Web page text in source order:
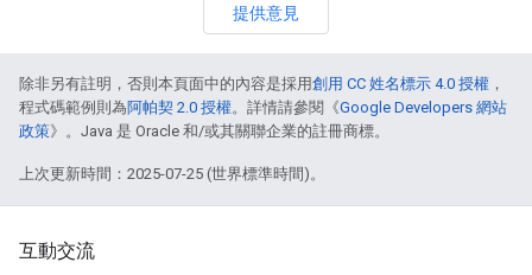
提供意見
除非另有註明，否則本頁面中的內容是採用創用 CC 姓名標示 4.0 授權 ，
程式碼範例則為阿帕契 2.0 授權。詳情請參閱《Google Developers 網站
政策》。Java 是 Oracle 和/或其關聯企業的註冊商標。
上次更新時間：2025-07-25 (世界標準時間)。
互動交流